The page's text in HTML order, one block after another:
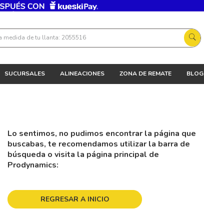
de tu llanta: 2055516
SUCURSALES ALINEACIONES ZONA DE REMATE BLOG
Lo sentimos, no pudimos encontrar la página que
buscabas, te recomendamos utilizar la barra de
búsqueda o visita la página principal de
Prodynamics:
REGRESAR A INICIO